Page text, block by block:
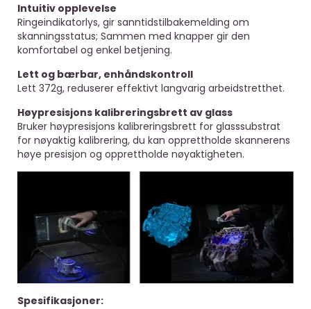
Intuitiv opplevelse
Ringeindikatorlys, gir sanntidstilbakemelding om
skanningsstatus; Sammen med knapper gir den
komfortabel og enkel betjening.
Lett og bærbar, enhåndskontroll
Lett 372g, reduserer effektivt langvarig arbeidstretthet.
Høypresisjons kalibreringsbrett av glass
Bruker høypresisjons kalibreringsbrett for glasssubstrat
for nøyaktig kalibrering, du kan opprettholde skannerens
høye presisjon og opprettholde nøyaktigheten.
Spesifikasjoner: